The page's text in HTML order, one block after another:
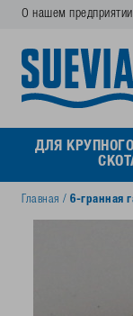
О нашем предприятии
ДЛЯ
Главная / 6-гранная